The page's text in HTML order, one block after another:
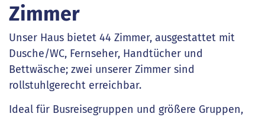
Zimmer
Unser Haus bietet 44 Zimmer, ausgestattet mit
Dusche/WC, Fernseher, Handtücher und
Bettwäsche; zwei unserer Zimmer sind
rollstuhlgerecht erreichbar.
Ideal für Busreisegruppen und größere Gruppen,